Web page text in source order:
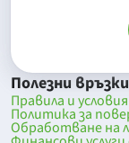
Полезни връзки
Правила и
Политика за
Обработване на